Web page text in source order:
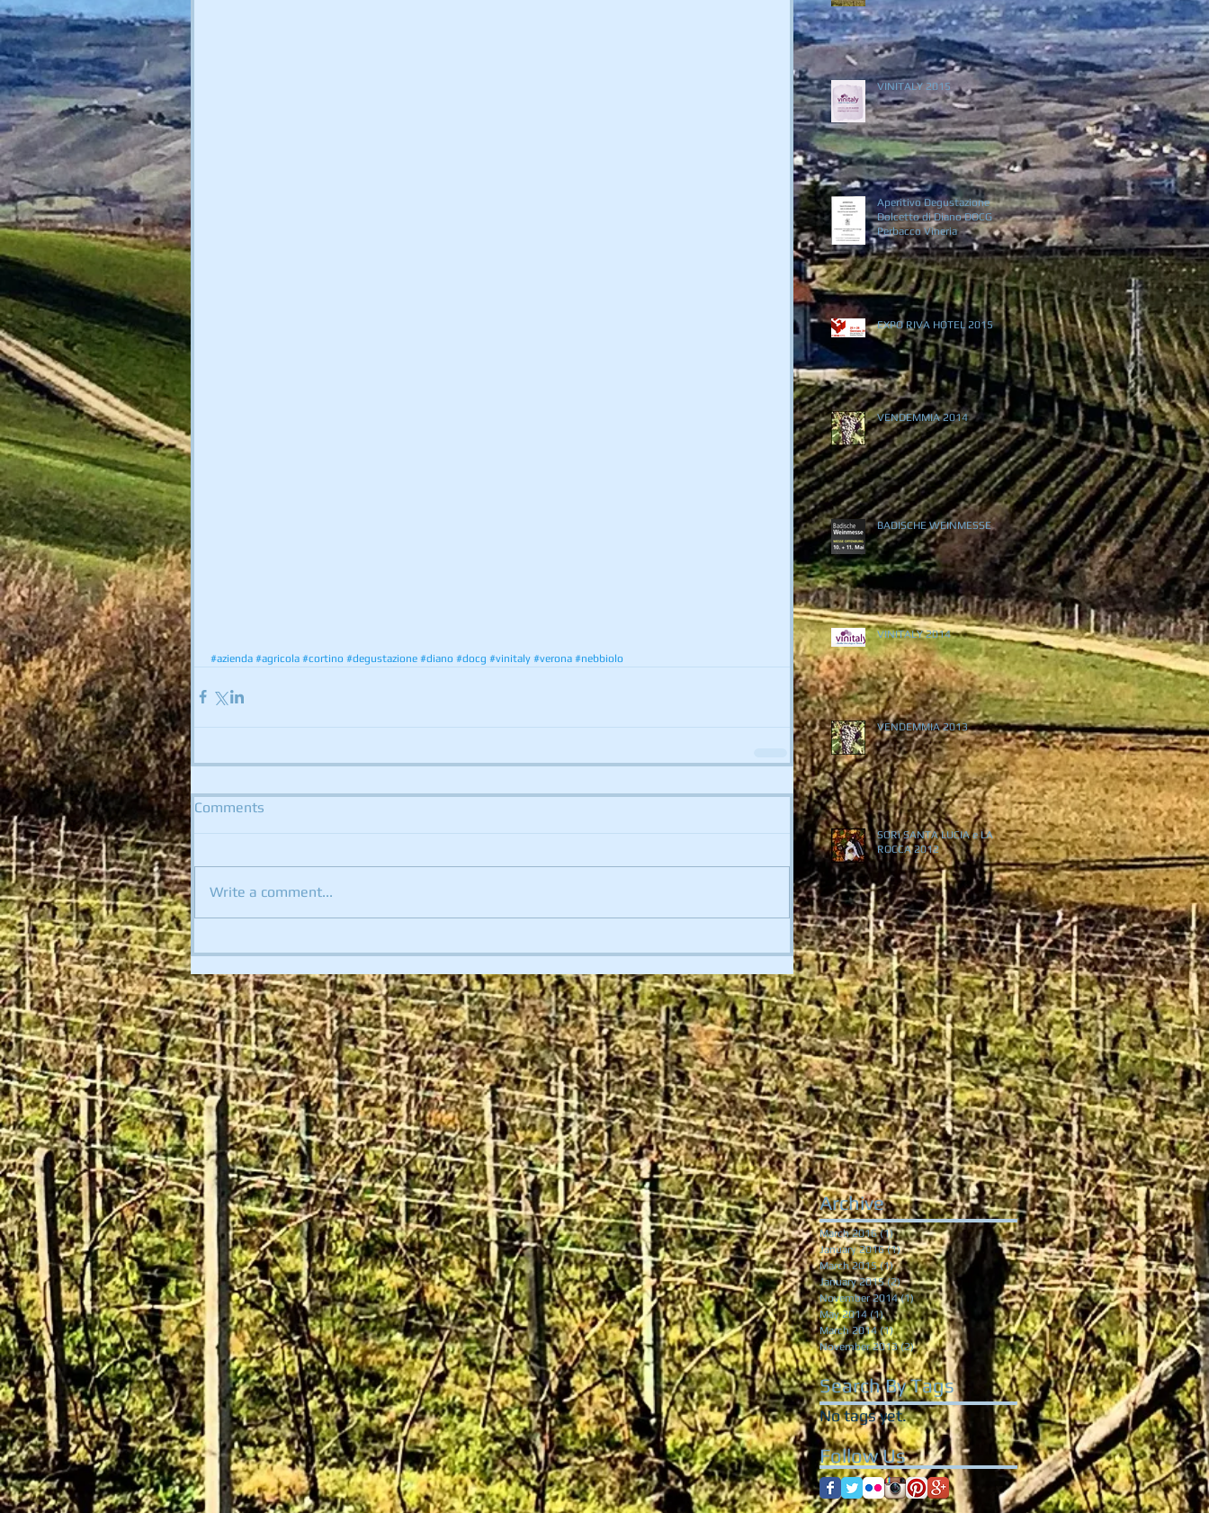
#azienda #agricola #cortino #degustazione #diano #docg #vinitaly #verona #nebbiolo
Comments
Write a comment...
VINITALY 2015
Aperitivo Degustazione
Dolcetto di Diano DOCG
Perbacco Vineria
EXPO RIVA HOTEL 2015
VENDEMMIA 2014
BADISCHE WEINMESSE
VINITALY 2014
VENDEMMIA 2013
SORì SANTA LUCIA e LA
ROCCA 2012
Archive
March 2016 (1)1 post
January 2016 (1)1 post
March 2015 (1)1 post
January 2015 (2)2 posts
November 2014 (1)1 post
May 2014 (1)1 post
March 2014 (1)1 post
November 2013 (2)2 posts
Search By Tags
No tags yet.
Follow Us